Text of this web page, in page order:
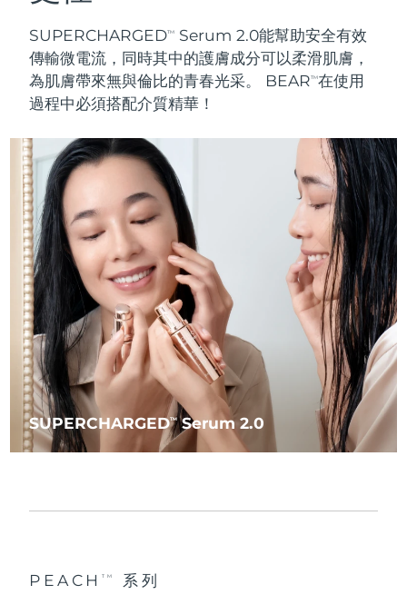
SUPERCHARGEDTM
Serum 2.0能幫助安全有效
傳輸微電流，同時其中的護膚成分可以柔滑肌膚，
為肌膚帶來無與倫比的青春光采。 BEARTM在使用
過程中必須搭配介質精華 ！
SUPERCHARGEDTMSerum 2.0
PEACH TM 系列